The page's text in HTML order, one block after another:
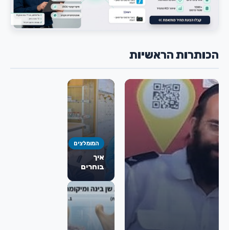
הכותרות הראשיות
המומלצים
איך
בוחרים
פה
ולסת
מומלץ
לניתוח
מורחב